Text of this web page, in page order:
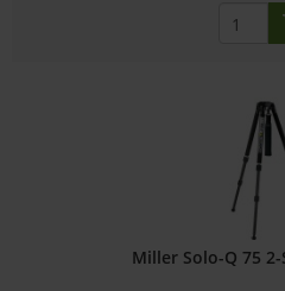
Miller Solo-Q 75